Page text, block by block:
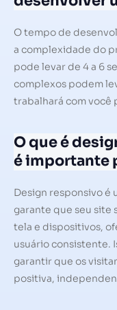
O tempo de
a complexidade do
pode levar de 4 a 6
complexos podem
trabalhará com você
O que é
é importante
Design responsivo é
garante que seu site
tela e dispositivos,
usuário consistente.
garantir que os
positiva,